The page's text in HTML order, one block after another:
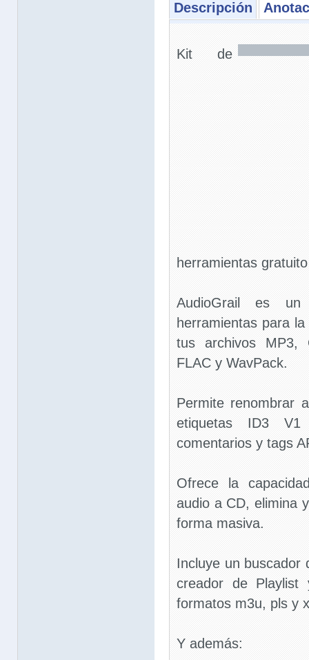
Descripción
Kit de
herramientas
AudioGrail es un
herramientas para
tus archivos MP3,
FLAC y WavPack.
Permite renombrar
etiquetas ID3
comentarios y tags
Ofrece la
audio a CD, elimina
forma masiva.
Incluye un buscador
creador de Playlist
formatos m3u, pls y
Y además: